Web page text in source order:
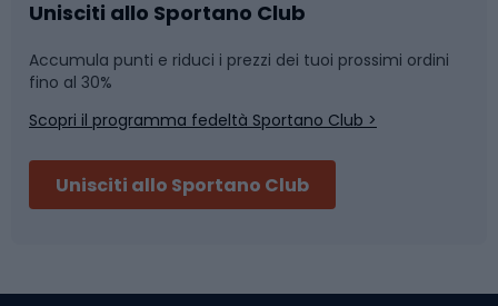
Caschi da ciclismo
Skitouring
Abbigliamento da escursionismo
Nuoto
Pattinaggio
Componenti per biciclette
Unisciti allo Sportano Club
Accumula punti e riduci i prezzi dei tuoi prossimi ordini
fino al 30%
Scopri il programma fedeltà Sportano Club >
Unisciti allo Sportano Club